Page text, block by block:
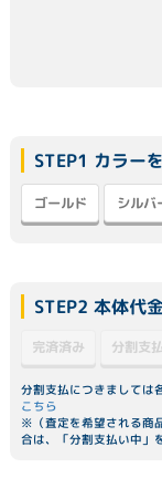
STEP1 カラー
ゴールド シルバ
STEP2 本体代
完済済み 分割支
分割支払につきましては
こちら
※（査定を希望される商
合は、「分割支払い中」